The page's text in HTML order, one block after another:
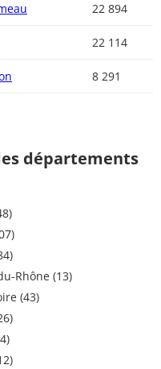
22 894
22 114
8 291
départements
Rhône (13)
(43)